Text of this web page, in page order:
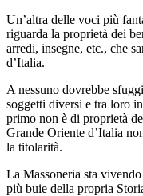
Un’altra delle voci più
riguarda la proprietà dei
arredi, insegne, etc., che
d’Italia.
A nessuno dovrebbe
soggetti diversi e tra loro
primo non è di proprietà
Grande Oriente d’Italia
la titolarità.
La Massoneria sta
più buie della propria